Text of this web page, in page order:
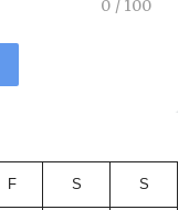
0 / 100
F S S